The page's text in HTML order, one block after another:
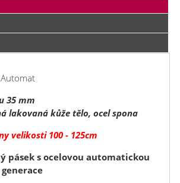
35 mm
lakovaná kůže tělo, ocel spona
velikosti 100 - 125cm
pásek s ocelovou automatickou